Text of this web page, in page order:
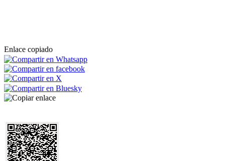
Enlace copiado